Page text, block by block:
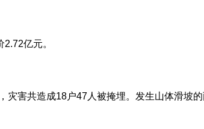
亿元。
害共造成18户47人被掩埋。发生山体滑坡